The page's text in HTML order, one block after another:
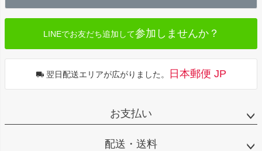
へ
LINEでお友だち追加して参加しませんか？
翌日配送エリアが広がりました。 日本郵便 JP
お支払い
配送・送料